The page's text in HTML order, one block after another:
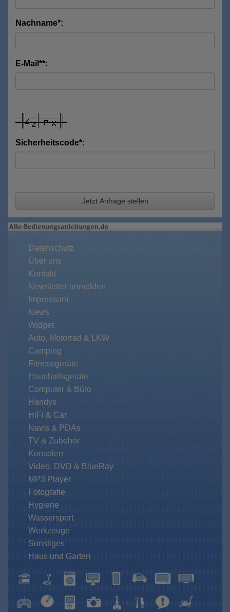
Nachname*:
E-Mail**:
Sicherheitscode*:
Jetzt Anfrage stellen
Datenschutz
Über uns
Kontakt
Newsletter anmelden
Impressum
News
Widget
Auto, Motorrad & LKW
Camping
Fitnessgeräte
Haushaltsgeräte
Computer & Büro
Handys
HiFi & Car
Navis & PDAs
TV & Zubehör
Konsolen
Video, DVD & BlueRay
MP3 Player
Fotografie
Hygiene
Wassersport
Werkzeuge
Sonstiges
Haus und Garten